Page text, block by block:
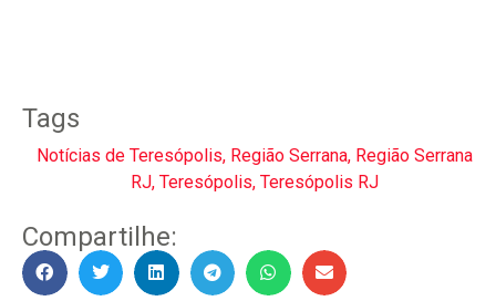
Tags
Notícias de Teresópolis, Região Serrana, Região Serrana
RJ, Teresópolis, Teresópolis RJ
Compartilhe: